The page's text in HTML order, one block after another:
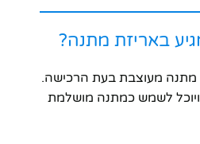
באריזת מתנה?
מתנה מעוצבת בעת הרכישה.
לשמש כמתנה מושלמת